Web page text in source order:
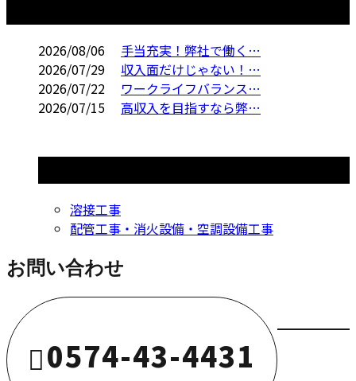
2026/08/06
手当充実！弊社で働く…
2026/07/29
収入面だけじゃない！…
2026/07/22
ワークライフバランス…
2026/07/15
高収入を目指すなら弊…
溶接工事
配管工事・消火設備・空調設備工事
お問い合わせ
0574-43-4431